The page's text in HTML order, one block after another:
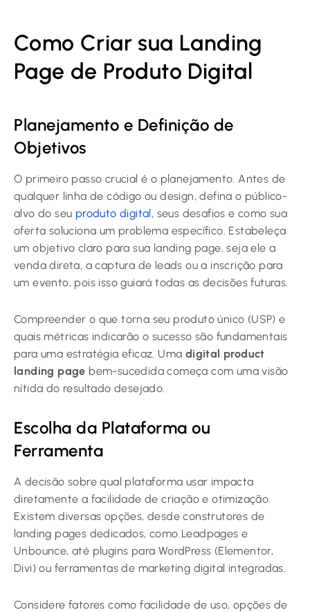
Como Criar sua Landing
Page de Produto Digital
Planejamento e Definição de
Objetivos
O primeiro passo crucial é o planejamento. Antes de
qualquer linha de código ou design, defina o público-
alvo do seu produto digital, seus desafios e como sua
oferta soluciona um problema específico. Estabeleça
um objetivo claro para sua landing page, seja ele a
venda direta, a captura de leads ou a inscrição para
um evento, pois isso guiará todas as decisões futuras.
Compreender o que torna seu produto único (USP) e
quais métricas indicarão o sucesso são fundamentais
para uma estratégia eficaz. Uma digital product
landing page bem-sucedida começa com uma visão
nítida do resultado desejado.
Escolha da Plataforma ou
Ferramenta
A decisão sobre qual plataforma usar impacta
diretamente a facilidade de criação e otimização.
Existem diversas opções, desde construtores de
landing pages dedicados, como Leadpages e
Unbounce, até plugins para WordPress (Elementor,
Divi) ou ferramentas de marketing digital integradas.
Considere fatores como facilidade de uso, opções de